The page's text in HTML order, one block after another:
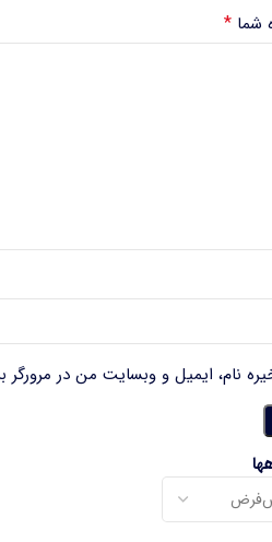
شما *
نام، ایمیل و وبسایت من در مرورگر